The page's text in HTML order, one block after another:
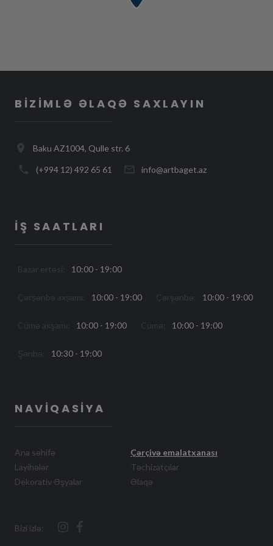
BIZIMLƏ ƏLAQƏ SAXLAYIN
Baku AZ1004, Qulle str. 6
(+994 12) 492 65 61 info@artbaget.az
İŞ SAATLARI
Bazar ertəsi: 10:00 - 19:00
Çərşənbə axşamı: 10:00 - 19:00 Çərşənbə: 10:00 - 19:00
Cümə axşamı: 10:00 - 19:00 Cümə: 10:00 - 19:00
Şənbə: 10:30 - 19:00
NAVIQASIYA
Ana səhifə
Layihələr
Dekorativ Əşyalar
Çərçivə emalatxanası
Təchizatçılar
Əlaqə
Bizi izlə: